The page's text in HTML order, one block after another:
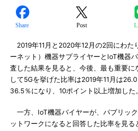
Share Post
2019年11月と2020年12月の2回にわた
ーネット）機器サプライヤーとIoT機器
査した結果を見ると、今後、最も重要に
して5Gを挙げた比率は2019年11月は
36.5％になり、10ポイント以上増加した。
一方、IoT機器バイヤーが、パブリッ
ットワークになると回答した比率を見る